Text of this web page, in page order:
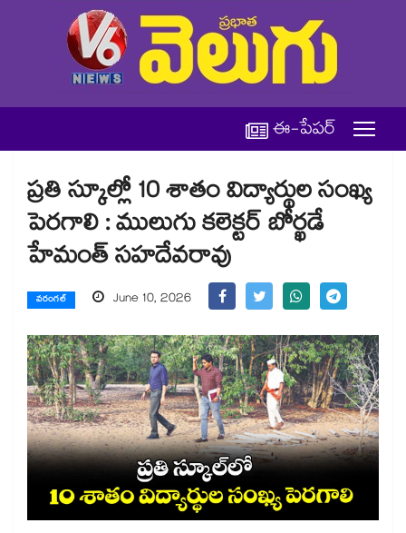
ఈ-పేపర్
ప్రతి స్కూల్లో 10 శాతం విద్యార్థుల సంఖ్య
పెరగాలి : ములుగు కలెక్టర్ బోర్ఖడే
హేమంత్ సహదేవరావు
వరంగల్ June 10, 2026